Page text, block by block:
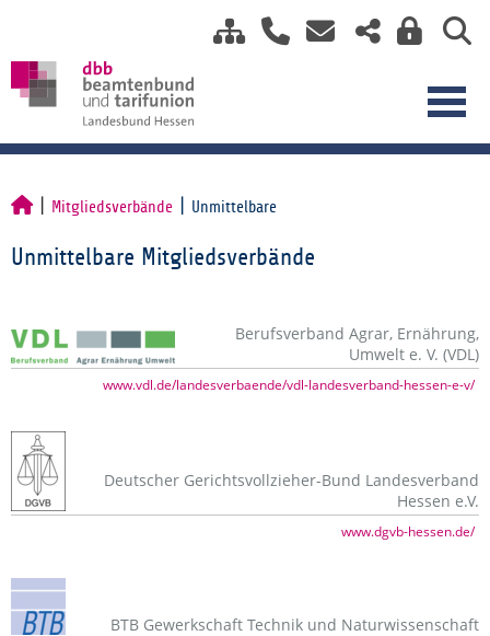
Mitgliedsverbände Unmittelbare
Unmittelbare Mitgliedsverbände
Berufsverband Agrar, Ernährung,
Umwelt e. V. (VDL)
www.vdl.de/landesverbaende/vdl-landesverband-hessen-e-v/
Deutscher Gerichtsvollzieher-Bund Landesverband
Hessen e.V.
www.dgvb-hessen.de/
BTB Gewerkschaft Technik und Naturwissenschaft